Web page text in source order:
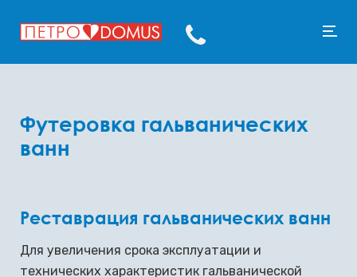
Футеровка гальванических
ванн
Реставрация гальванических ванн
Для увеличения срока эксплуатации и
технических характеристик гальванической